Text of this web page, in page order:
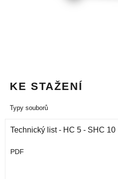
KE STAŽENÍ
Typy souborů
Technický list - HC 5 - SHC 10
PDF